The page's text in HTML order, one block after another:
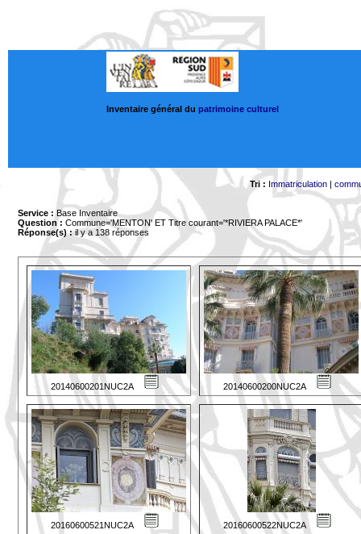
Inventaire général du patrimoine culturel
Tri : Immatriculation|
Service : Base Inventaire
Question : Commune='MENTON' ET Titre courant='*RIVIERA PALACE*'
Réponse(s) :il y a 138 réponses
20140600201NUC2A 20140600200NUC2A
20160600521NUC2A 20160600522NUC2A